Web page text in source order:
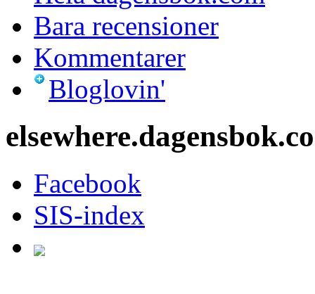
Bara recensioner
Kommentarer
Bloglovin'
Facebook
SIS-index